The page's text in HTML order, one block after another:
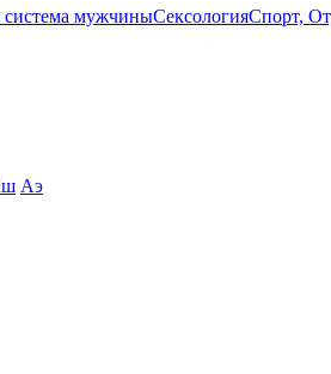
система мужчиныСексологияСпорт,
Аэ